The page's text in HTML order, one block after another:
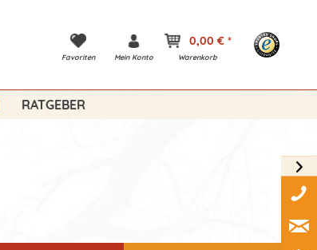
Favoriten Mein Konto
0,00 € *
Warenkorb
RATGEBER